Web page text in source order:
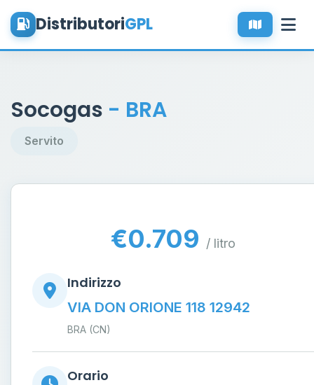
DistributoriGPL
Socogas - BRA
Servito
€0.709 / litro
Indirizzo
VIA DON ORIONE 118 12942
BRA (CN)
Orario